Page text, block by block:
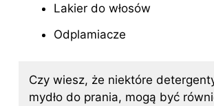
Lakier do włosów
Odplamiacze
Czy wiesz, że niektóre
mydło do prania, mogą być